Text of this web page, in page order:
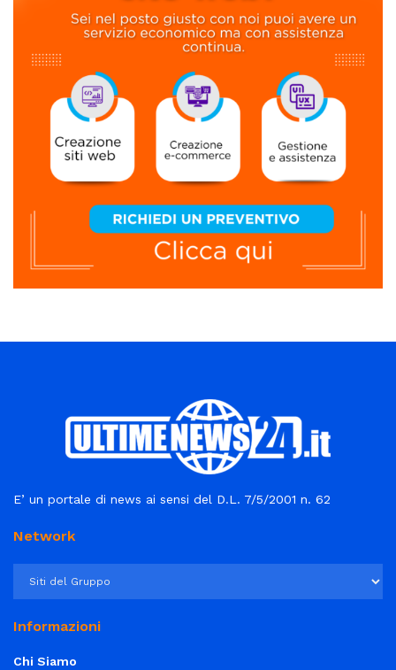
E’ un portale di news ai sensi del D.L. 7/5/2001 n. 62
Network
Informazioni
Chi Siamo